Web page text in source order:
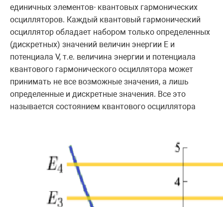
единичных элементов- квантовых гармонических
осцилляторов. Каждый квантовый гармонический
осциллятор обладает набором только определенных
(дискретных) значений величин энергии E и
потенциала V, т.е. величина энергии и потенциала
квантового гармонического осциллятора может
принимать не все возможные значения, а лишь
определенные и дискретные значения. Все это
называется состоянием квантового осциллятора